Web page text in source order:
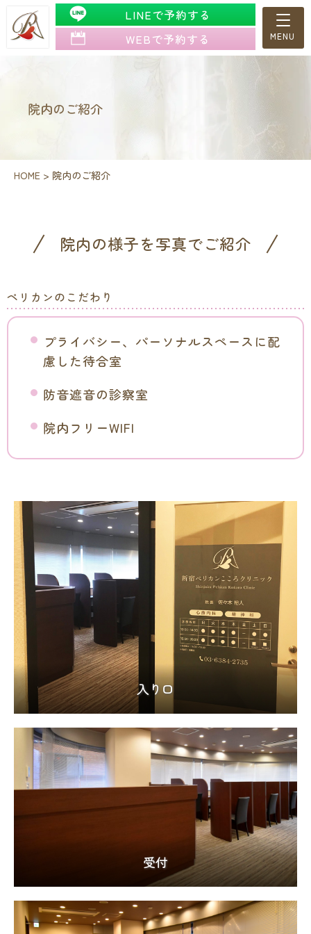
LINEで予約する
WEBで予約する
院内のご紹介
HOME > 院内のご紹介
院内の様子を写真でご紹介
ペリカンのこだわり
プライバシー、パーソナルスペースに配
慮した待合室
防音遮音の診察室
院内フリーWIFI
入り口
受付